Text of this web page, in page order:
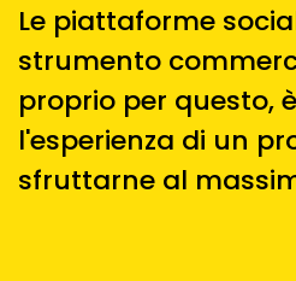
Le piattaforme
strumento
proprio per questo,
l'esperienza di un
sfruttarne al